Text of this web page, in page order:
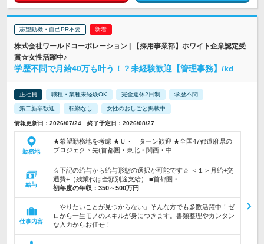
志望動機・自己PR不要
株式会社ワールドコーポレーション | 【採用事業部】ホワイト企業認定受
賞☆女性活躍中♪
学歴不問で月給40万も叶う！？未経験歓迎【管理事務】/kd
正社員 職種・業種未経験OK 完全週休2日制 学歴不問
第二新卒歓迎 転勤なし 女性のおしごと掲載中
情報更新日：2026/07/24 終了予定日：2026/08/27
勤務地
★希望勤務地を考慮 ★Ｕ・Ｉターン歓迎 ★全国47都道府県の
プロジェクト先(首都圏・東北・関西・中…
給与
☆下記の給与から給与形態の選択が可能です☆ ＜１＞月給+交
通費+（残業代は全額別途支給） ■首都圏・…
初年度の年収： 350～500万円
仕事内容
「やりたいことが見つからない」そんな方でも多数活躍中！ゼ
ロから一生モノのスキルが身につきます。書類整理やカンタン
な入力からお任せ！